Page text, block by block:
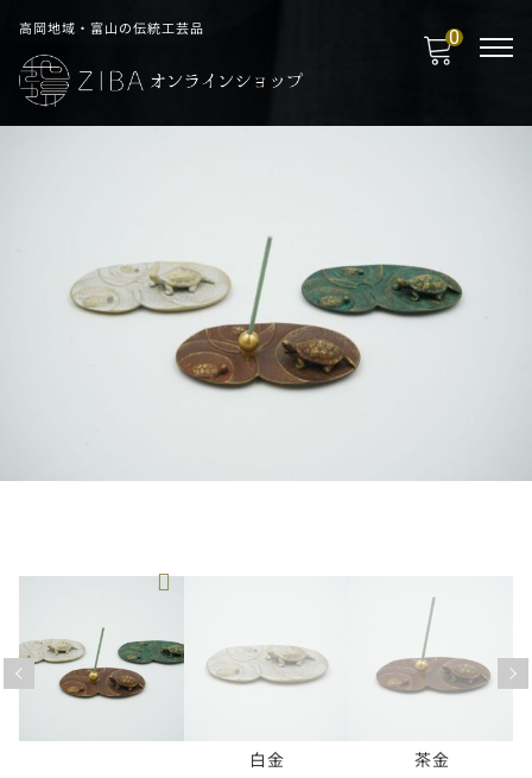
高岡地域・富山の伝統工芸品 0
Previous
白金 茶金